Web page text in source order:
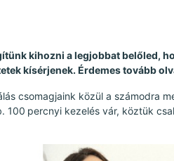
kihozni a legjobbat belőled,
kísérjenek. Érdemes tovább
csomagjaink közül a számodra
100 percnyi kezelés vár, köztük